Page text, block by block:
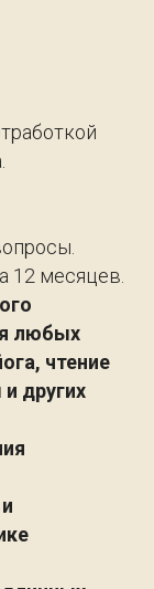
12 месяцев.
любых
чтение
других